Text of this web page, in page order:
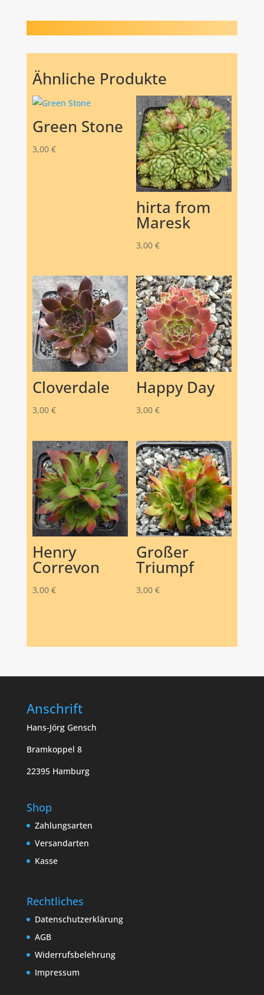
Ähnliche Produkte
Green Stone
3,00 €
hirta from
Maresk
3,00 €
Cloverdale
3,00 €
Happy Day
3,00 €
Henry
Correvon
3,00 €
Großer
Triumpf
3,00 €
Anschrift
Hans-Jörg Gensch
Bramkoppel 8
22395 Hamburg
Shop
Zahlungsarten
Versandarten
Kasse
Rechtliches
Datenschutzerklärung
AGB
Widerrufsbelehrung
Impressum